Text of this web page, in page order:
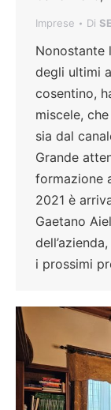
Imprese Di
Nonostante
degli ultimi
cosentino,
miscele,
sia dal
Grande
formazione
2021 è
Gaetano
i prossimi